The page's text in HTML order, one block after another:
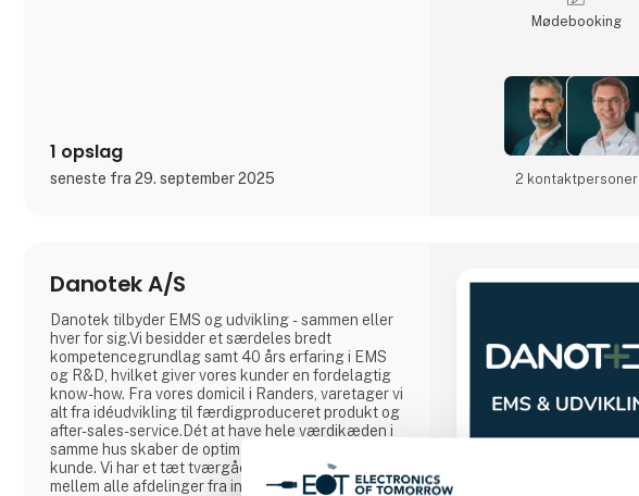
1 opslag
seneste fra 29. september 2025
Møde­booking
2 kontakt­personer
Danotek A/S
Danotek tilbyder EMS og udvikling - sammen eller
hver for sig.Vi besidder et særdeles bredt
kompetencegrundlag samt 40 års erfaring i EMS
og R&D, hvilket giver vores kunder en fordelagtig
know-how. Fra vores domicil i Randers, varetager vi
alt fra idéudvikling til færdigproduceret produkt og
after-sales-service.Dét at have hele værdikæden i
samme hus skaber de optimale rammer for dig som
kunde. Vi har et tæt tværgående samarbejde
mellem alle afdelinger fra indkøb til udvikling og